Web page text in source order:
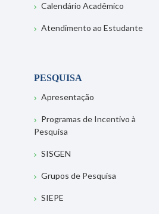
Calendário Acadêmico
Atendimento ao Estudante
PESQUISA
Apresentação
Programas de Incentivo à
Pesquisa
SISGEN
Grupos de Pesquisa
SIEPE